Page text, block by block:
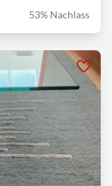
53% Nachlass